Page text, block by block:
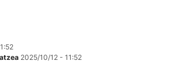
2025/10/12 - 11:52